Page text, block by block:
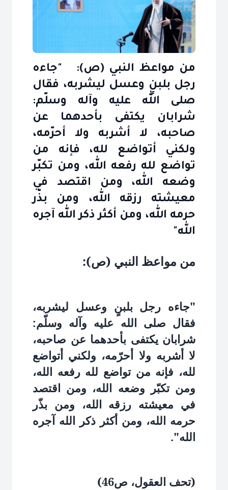
من مواعظ النبي (ص): "جاءه
رجل بلبنٍ وعسل ليشربه، فقال
صلى الله عليه وآله وسلّم:
شرابان يكتفى بأحدهما عن
صاحبه، لا أشربه ولا أحرّمه،
ولكني أتواضع لله، فإنه من
تواضع لله رفعه الله، ومن تكبّر
وضعه الله، ومن اقتصد في
معيشته رزقه الله، ومن بذّر
حرمه الله، ومن أكثر ذكر الله آجره
الله"
من مواعظ النبي (ص):
"جاءه رجل بلبنٍ وعسل ليشربه،
فقال صلى الله عليه وآله وسلّم:
شرابان يكتفى بأحدهما عن صاحبه،
لا أشربه ولا أحرّمه، ولكني أتواضع
لله، فإنه من تواضع لله رفعه الله،
ومن تكبّر وضعه الله، ومن اقتصد
في معيشته رزقه الله، ومن بذّر
حرمه الله، ومن أكثر ذكر الله آجره
الله".
(تحف العقول، ص46)